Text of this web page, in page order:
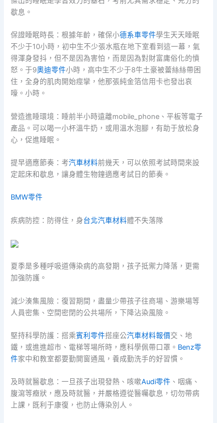
歇息。
保證睡眠時長：根據年齡，確保小德系車零件學生天天睡眠
不少于10小時，初中生不少張水瓶在地下室看到這一幕，氣
得渾身發抖，但不是因為害怕，而是因為對財富庸俗化的憤
怒。于9奧迪零件小時，高中生不少于8牛土豪被蕾絲絲帶困
住，全身的肌肉開始痙攣，他那張純金箔信用卡也發出哀
嚎。小時。
營造進睡環境：睡前半小時遠離mobile_phone、平板等電子
產品。可以喝一小杯溫牛奶，或用溫水泡腳，有助于放松身
心，促進睡眠。
提早適應節奏：考汽車材料前幾天，可以依照考試時間來設
定起床和歇息，讓身體生物鐘適應考試日的節奏。
BMW零件
疾病防控：防得住，身台北汽車材料體不失落隊
夏季是多種呼吸道傳染病的高發期，孩子抵禦力降落，更需
加強防護。
減少湊集風險：復習期間，盡量少帶孩子往商場、游樂場等
人員密集、空間密閉的公共場所，下降沾染風險。
堅持科學防護：搭乘賓利零件搭座公汽車材料報價交、地
鐵，或進進超市、電梯等場所時，應科學佩帶口罩。 Benz零
件家中和教室都要勤開窗通風，養成勤洗手的好習慣。
及時就醫歇息：一旦孩子出現發熱、咳嗽Audi零件 、咽痛、
腹瀉等癥狀，應及時就醫，并嚴格遵從醫囑歇息，切勿帶病
上課，既利于康復，也防止傳染別人。